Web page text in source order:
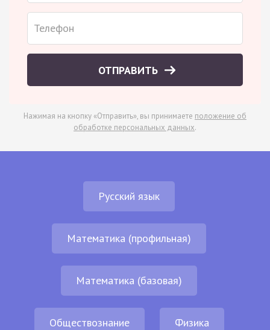
ОТПРАВИТЬ
Нажимая на кнопку «Отправить», вы принимаете положение об
обработке персональных данных.
Русский язык
Математика (профильная)
Математика (базовая)
Обществознание Физика